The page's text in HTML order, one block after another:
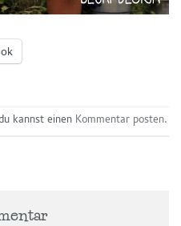
kannst einen Kommentar posten.